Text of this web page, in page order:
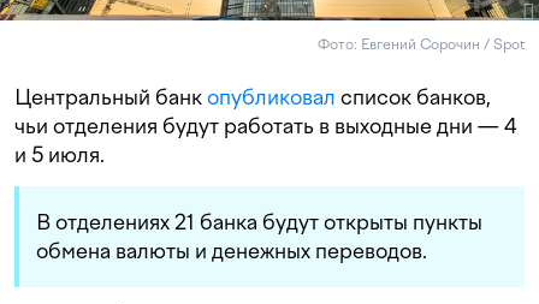
Фото: Евгений Сорочин / Spot
Центральный банкопубликовал список банков,
чьи отделения будут работать в выходные дни — 4
и 5 июля.
В отделениях 21 банка будут открыты пункты
обмена валюты и денежных переводов.